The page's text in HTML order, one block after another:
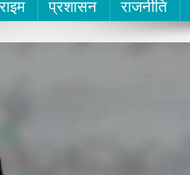
प्रशासन राजनीति